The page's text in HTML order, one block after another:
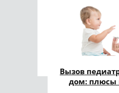
Вызов
дом: плюсы